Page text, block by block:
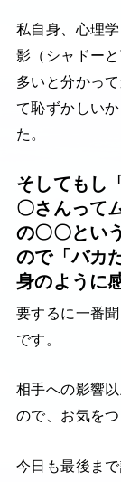
私自身、心理
影（シャドー
多いと分かっ
て恥ずかしい
た。
そしてもし
〇さんって
の〇〇とい
ので「バカ
身のように
要するに一番
です。
相手への影響
ので、お気をつ
今日も最後ま